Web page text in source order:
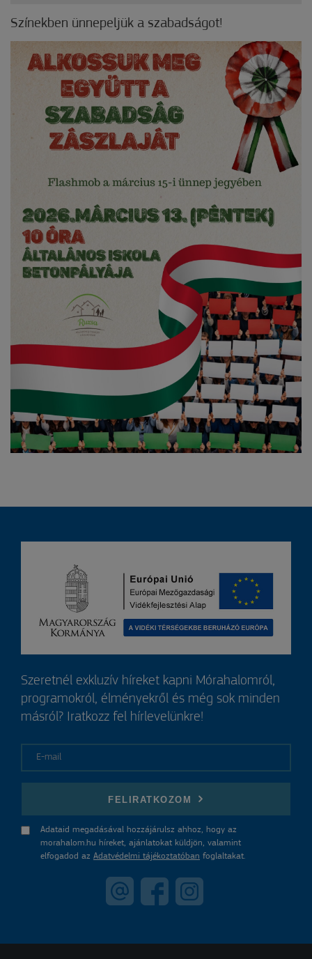
Színekben ünnepeljük a szabadságot!
Szeretnél exkluzív híreket kapni Mórahalomról,
programokról, élményekről és még sok minden
másról? Iratkozz fel hírlevelünkre!
FELIRATKOZOM
Adataid megadásával hozzájárulsz ahhoz, hogy az
morahalom.hu híreket, ajánlatokat küldjön, valamint
elfogadod az Adatvédelmi tájékoztatóban foglaltakat.